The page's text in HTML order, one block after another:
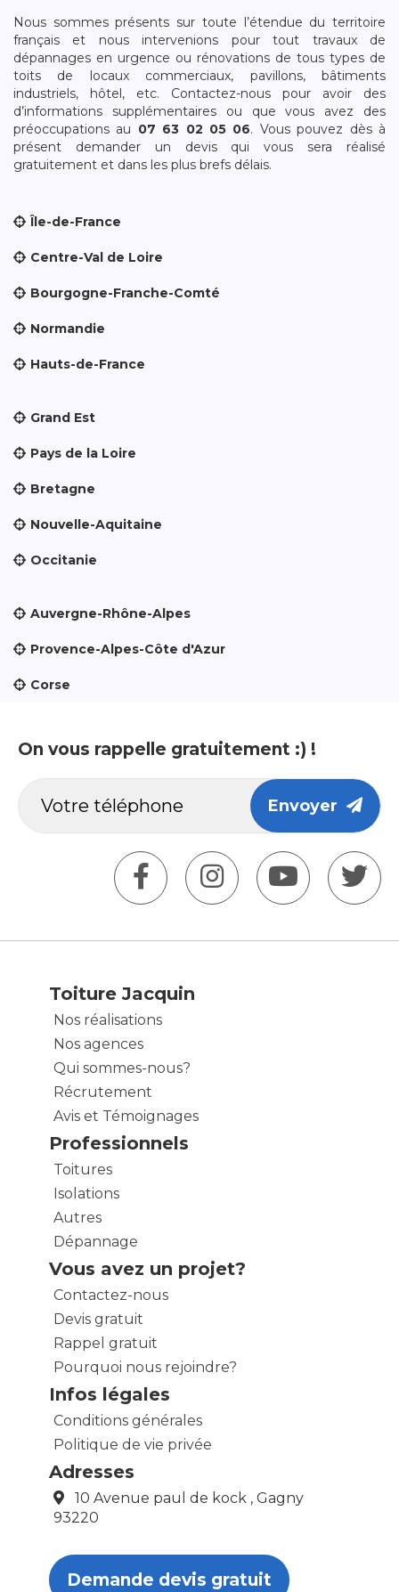
Nous sommes présents sur toute l’étendue du territoire
français et nous intervenions pour tout travaux de
dépannages en urgence ou rénovations de tous types de
toits de locaux commerciaux, pavillons, bâtiments
industriels, hôtel, etc. Contactez-nous pour avoir des
d’informations supplémentaires ou que vous avez des
préoccupations au 07 63 02 05 06. Vous pouvez dès à
présent demander un devis qui vous sera réalisé
gratuitement et dans les plus brefs délais.
Île-de-France
Centre-Val de Loire
Bourgogne-Franche-Comté
Normandie
Hauts-de-France
Grand Est
Pays de la Loire
Bretagne
Nouvelle-Aquitaine
Occitanie
Auvergne-Rhône-Alpes
Provence-Alpes-Côte d'Azur
Corse
On vous rappelle gratuitement :) !
Envoyer
Toiture Jacquin
Nos réalisations
Nos agences
Qui sommes-nous?
Récrutement
Avis et Témoignages
Professionnels
Toitures
Isolations
Autres
Dépannage
Vous avez un projet?
Contactez-nous
Devis gratuit
Rappel gratuit
Pourquoi nous rejoindre?
Infos légales
Conditions générales
Politique de vie privée
Adresses
10 Avenue paul de kock , Gagny
93220
Demande devis gratuit